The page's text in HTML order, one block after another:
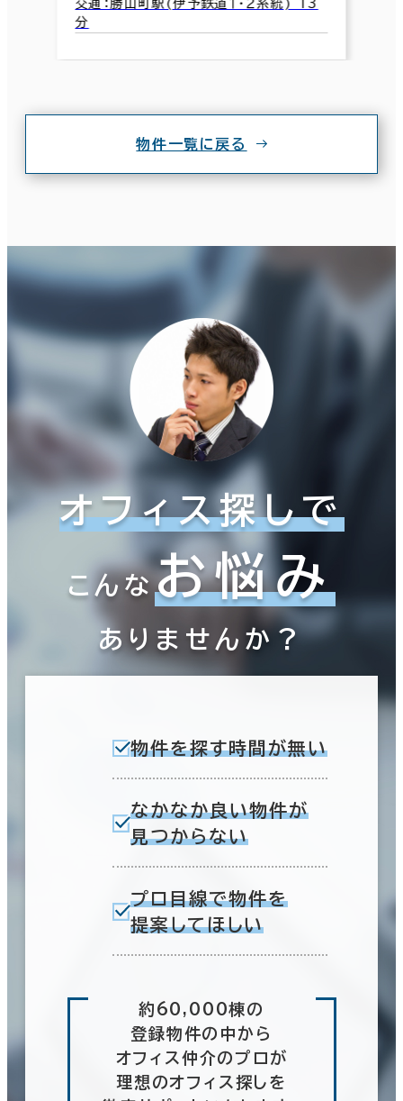
交通：勝山町駅(伊予鉄道１・２系統) 13
分
物件一覧に戻る
オフィス探しで
こんなお悩み
ありませんか？
物件を探す時間が無い
なかなか良い物件が
見つからない
プロ目線で物件を
提案してほしい
約60,000棟の
登録物件の中から
オフィス仲介のプロが
理想のオフィス探しを